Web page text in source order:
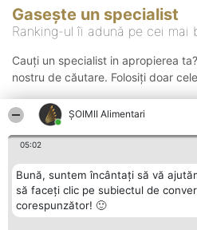
ŞOIMII Alimentari
05:02
Bună, suntem încântați să vă
să faceți clic pe subiectul de
corespunzător! 🙂
Gasește un specialist
Ranking-ul îi adună pe cei mai
Cauți un specialist in apropierea
nostru de căutare. Folosiți doar